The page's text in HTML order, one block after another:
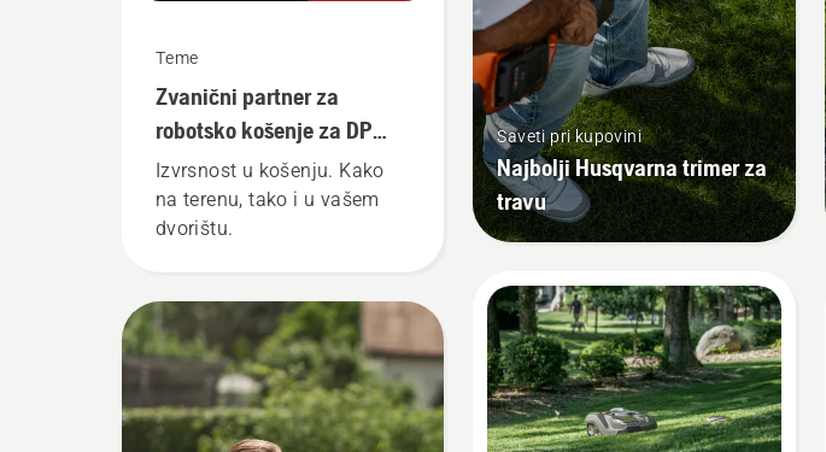
Teme
Zvanični partner za
robotsko košenje za DP
World Tour
Izvrsnost u košenju. Kako
na terenu, tako i u vašem
dvorištu.
Saveti pri kupovini
Najbolji Husqvarna trimer za
travu